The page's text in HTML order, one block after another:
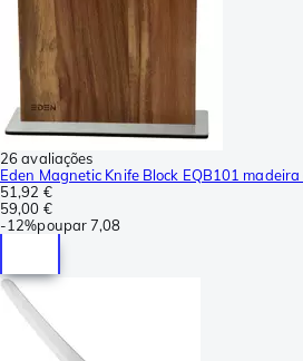
26 avaliações
Eden Magnetic Knife Block EQB101 madeira
51,92 €
59,00 €
-12%poupar7,08